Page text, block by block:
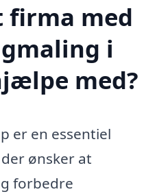
firma med
i
med?
er en essentiel
ønsker at
forbedre